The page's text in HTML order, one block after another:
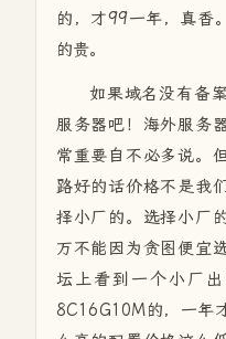
的，才99一年，真香
的贵。
如果域名没有备
服务器吧！海外服务
常重要自不必多说。
路好的话价格不是我
择小厂的。选择小厂
万不能因为贪图便宜
坛上看到一个小厂
8C16G10M的，一年